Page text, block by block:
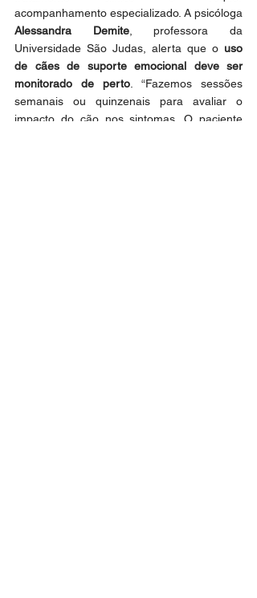
Alessandra Demite, professora da
Universidade São Judas, alerta que o uso
de cães de suporte emocional deve ser
monitorado de perto. “Fazemos sessões
semanais ou quinzenais para avaliar o
impacto do cão nos sintomas. O paciente